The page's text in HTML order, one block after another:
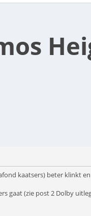
kaatsers) beter klinkt
gaat (zie post 2 Dolby